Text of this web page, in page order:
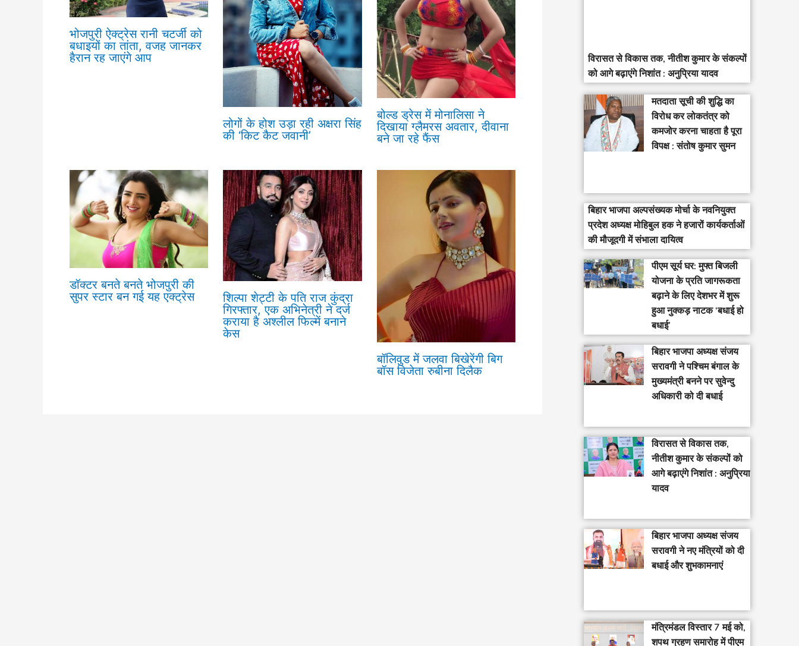
भोजपुरी ऐक्ट्रेस रानी चटर्जी को
बधाइयों का तांता, वजह जानकर
हैरान रह जाएंगे आप
लोगों के होश उड़ा रही अक्षरा सिंह
की ‘किट कैट जवानी’
बोल्ड ड्रेस में मोनालिसा ने
दिखाया ग्लैमरस अवतार, दीवाना
बने जा रहे फैंस
डॉक्टर बनते बनते भोजपुरी की
सुपर स्टार बन गई यह एक्ट्रेस
शिल्पा शेट्टी के पति राज कुंद्रा
गिरफ्तार, एक अभिनेत्री ने दर्ज
कराया है अश्लील फिल्में बनाने
केस
बॉलिवुड में जलवा बिखेरेंगी बिग
बॉस विजेता रुबीना दिलैक
विरासत से विकास तक, नीतीश कुमार के संकल्पों
को आगे बढ़ाएंगे निशांत : अनुप्रिया यादव
मतदाता सूची की शुद्धि का
विरोध कर लोकतंत्र को
कमजोर करना चाहता है पूरा
विपक्ष : संतोष कुमार सुमन
बिहार भाजपा अल्पसंख्यक मोर्चा के नवनियुक्त
प्रदेश अध्यक्ष मोहिबुल हक ने हजारों कार्यकर्ताओं
की मौजूदगी में संभाला दायित्व
पीएम सूर्य घर: मुफ्त बिजली
योजना के प्रति जागरूकता
बढ़ाने के लिए देशभर में शुरू
हुआ नुक्कड़ नाटक ‘बधाई हो
बधाई’
‎बिहार भाजपा अध्यक्ष संजय
सरावगी ने पश्चिम बंगाल के
मुख्यमंत्री बनने पर सुवेन्दु
अधिकारी को दी बधाई
विरासत से विकास तक,
नीतीश कुमार के संकल्पों को
आगे बढ़ाएंगे निशांत : अनुप्रिया
यादव
बिहार भाजपा अध्यक्ष संजय
सरावगी ने नए मंत्रियों को दी
बधाई और शुभकामनाएं
मंत्रिमंडल विस्तार 7 मई को,
शपथ ग्रहण समारोह में पीएम